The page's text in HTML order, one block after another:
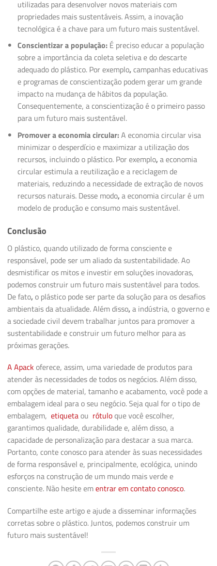
utilizadas para desenvolver novos materiais com
propriedades mais sustentáveis. Assim, a inovação
tecnológica é a chave para um futuro mais sustentável.
Conscientizar a população:É preciso educar a população
sobre a importância da coleta seletiva e do descarte
adequado do plástico. Por exemplo,campanhas educativas
e programas de conscientização podem gerar um grande
impacto na mudança de hábitos da população.
Consequentemente, a conscientização é o primeiro passo
para um futuro mais sustentável.
Promover a economia circular:A economia circular visa
minimizar o desperdício e maximizar a utilização dos
recursos, incluindo o plástico. Por exemplo,a economia
circular estimula a reutilização e a reciclagem de
materiais, reduzindo a necessidade de extração de novos
recursos naturais. Desse modo,a economia circular é um
modelo de produção e consumo mais sustentável.
Conclusão
O plástico, quando utilizado de forma consciente e
responsável, pode ser um aliado da sustentabilidade. Ao
desmistificar os mitos e investir em soluções inovadoras,
podemos construir um futuro mais sustentável para todos.
De fato,o plástico pode ser parte da solução para os desafios
ambientais da atualidade. Além disso,a indústria, o governo e
a sociedade civil devem trabalhar juntos para promover a
sustentabilidade e construir um futuro melhor para as
próximas gerações.
A Apackoferece, assim, uma variedade de produtos para
atender às necessidades de todos os negócios. Além disso,
com opções de material, tamanho e acabamento, você pode a
embalagem ideal para o seu negócio. Seja qual for o tipo de
embalagem, etiquetaou rótuloque você escolher,
garantimos qualidade, durabilidade e, além disso, a
capacidade de personalização para destacar a sua marca.
Portanto, conte conosco para atender às suas necessidades
de forma responsável e, principalmente, ecológica, unindo
esforços na construção de um mundo mais verde e
consciente. Não hesite ementrar em contato conosco.
Compartilhe este artigo e ajude a disseminar informações
corretas sobre o plástico. Juntos, podemos construir um
futuro mais sustentável!